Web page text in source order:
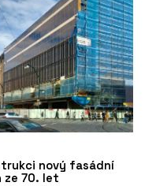
nový fasádní
ze 70. let